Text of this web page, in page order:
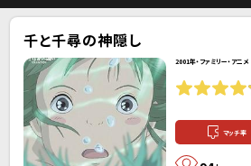
千と千尋の神隠し
2001年・ファミリー・アニメ
マッチ率